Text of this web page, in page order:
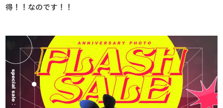
得！！なのです！！